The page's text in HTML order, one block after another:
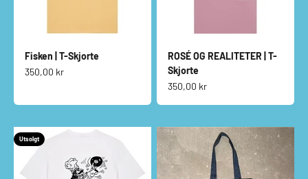
Fisken | T-Skjorte
Salgspris
350,00 kr
ROSÉ OG REALITETER | T-
Skjorte
Salgspris
350,00 kr
Utsolgt